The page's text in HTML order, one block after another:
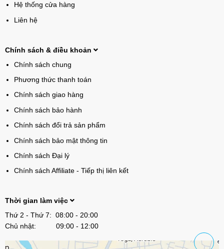
Hệ thống cửa hàng
Liên hệ
Chính sách & điều khoản
Chính sách chung
Phương thức thanh toán
Chính sách giao hàng
Chính sách bảo hành
Chính sách đổi trả sản phẩm
Chính sách bảo mật thông tin
Chính sách Đại lý
Chính sách Affiliate - Tiếp thị liên kết
Thời gian làm việc
Thứ 2 - Thứ 7: 08:00 - 20:00
Chủ nhật: 09:00 - 12:00